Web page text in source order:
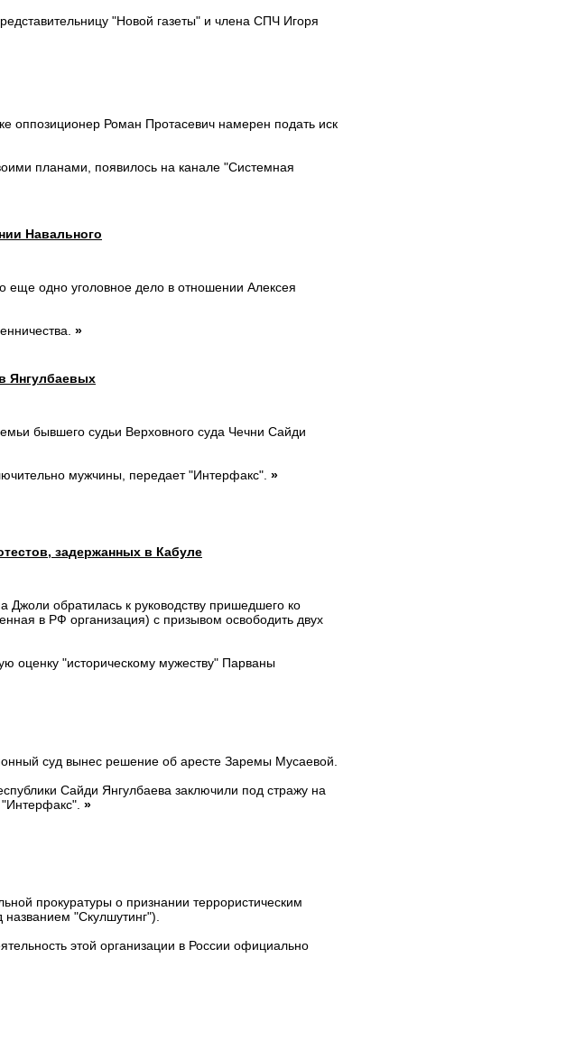
"Новой газеты" и члена СПЧ Игоря
оппозиционер Роман Протасевич намерен подать иск
планами, появилось на канале "Системная
Навального
еще одно уголовное дело в отношении Алексея
»
Янгулбаевых
бывшего судьи Верховного суда Чечни Сайди
мужчины, передает "Интерфакс". »
задержанных в Кабуле
Джоли обратилась к руководству пришедшего ко
в РФ организация) с призывом освободить двух
оценку "историческому мужеству" Парваны
суд вынес решение об аресте Заремы Мусаевой.
Сайди Янгулбаева заключили под стражу на
»
прокуратуры о признании террористическим
"Скулшутинг").
этой организации в России официально